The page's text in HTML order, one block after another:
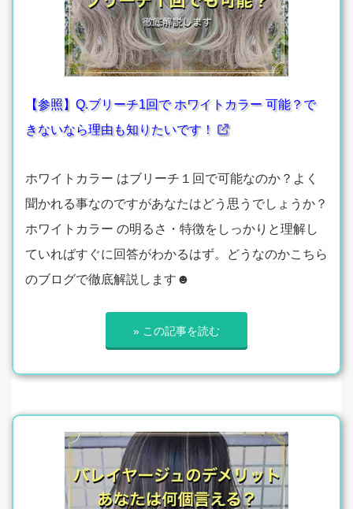
【参照】Q.ブリーチ1回で ホワイトカラー 可能？で
きないなら理由も知りたいです！
ホワイトカラー はブリーチ１回で可能なのか？よく
聞かれる事なのですがあなたはどう思うでしょうか？
ホワイトカラー の明るさ・特徴をしっかりと理解し
ていればすぐに回答がわかるはず。どうなのかこちら
のブログで徹底解説します☻
» この記事を読む